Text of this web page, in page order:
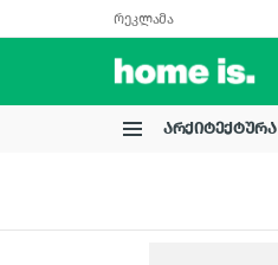
რეკლამა
ᲐᲠᲥᲘᲢᲔᲥᲢᲣᲠᲐ